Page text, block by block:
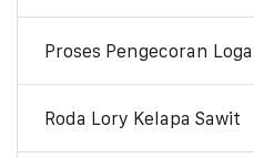
Proses Pengecoran
Roda Lory Kelapa Sawit